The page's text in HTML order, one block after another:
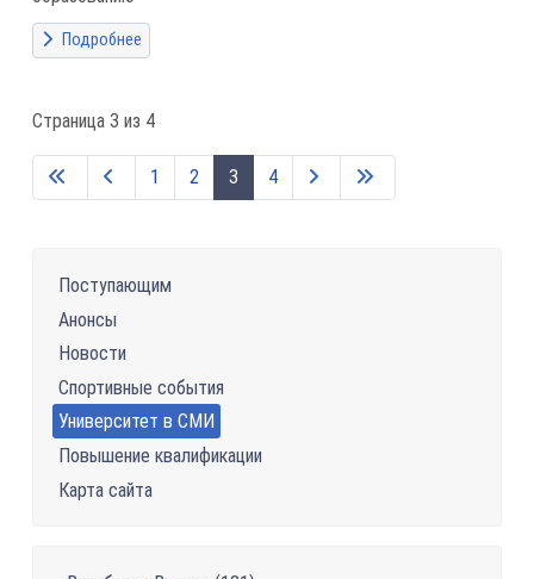
Подробнее
Страница 3 из 4
1 2 3 4
Поступающим
Анонсы
Новости
Спортивные события
Университет в СМИ
Повышение квалификации
Карта сайта